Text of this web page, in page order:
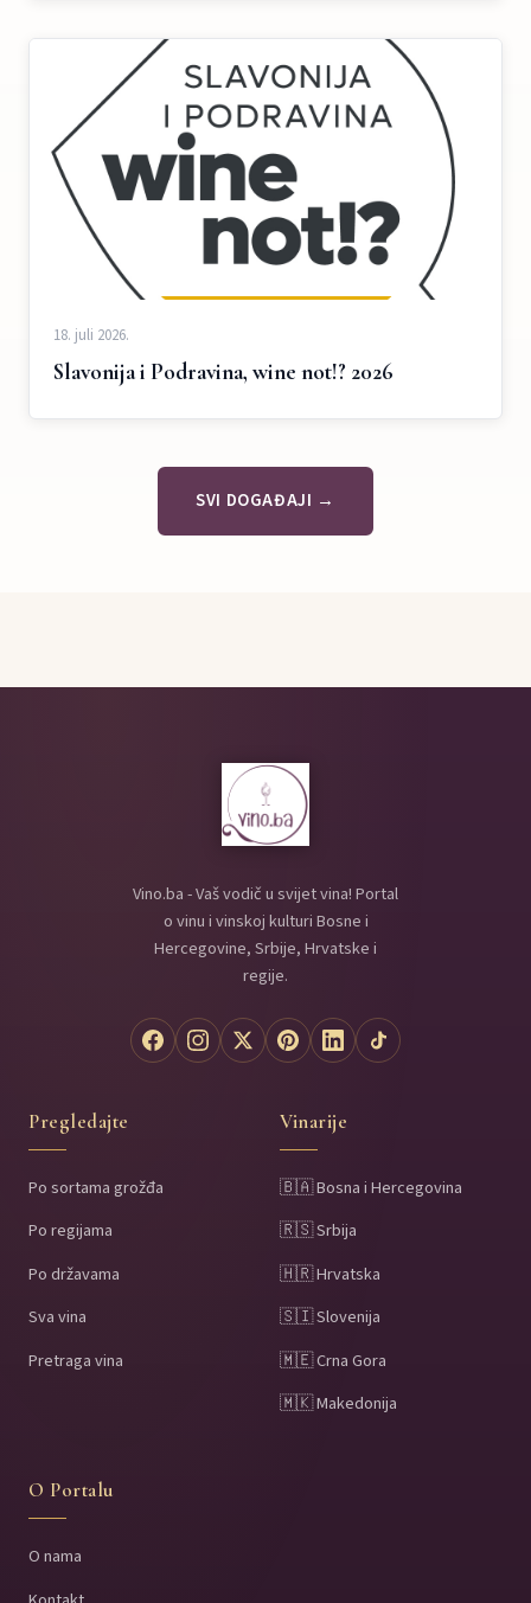
18. juli 2026.
Slavonija i Podravina, wine not!? 2026
SVI DOGAĐAJI →
Vino.ba - Vaš vodič u svijet vina! Portal
o vinu i vinskoj kulturi Bosne i
Hercegovine, Srbije, Hrvatske i
regije.
Pregledajte
Po sortama grožđa
Po regijama
Po državama
Sva vina
Pretraga vina
Vinarije
🇧🇦 Bosna i Hercegovina
🇷🇸 Srbija
🇭🇷 Hrvatska
🇸🇮 Slovenija
🇲🇪 Crna Gora
🇲🇰 Makedonija
O Portalu
O nama